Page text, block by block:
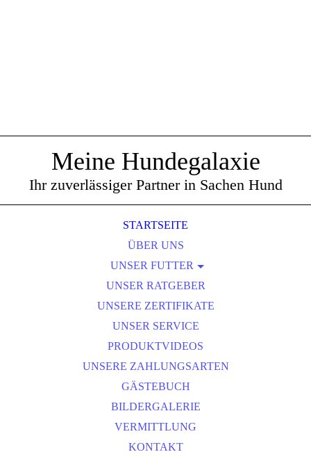
Meine Hundegalaxie
Ihr zuverlässiger Partner in Sachen Hund
STARTSEITE
ÜBER UNS
UNSER FUTTER
BELCANDO
JOSERA
BEWI DOG
MARKUS MÜHLE
UNSER RATGEBER
UNSERE ZERTIFIKATE
UNSER SERVICE
PRODUKTVIDEOS
UNSERE ZAHLUNGSARTEN
GÄSTEBUCH
BILDERGALERIE
VERMITTLUNG
KONTAKT